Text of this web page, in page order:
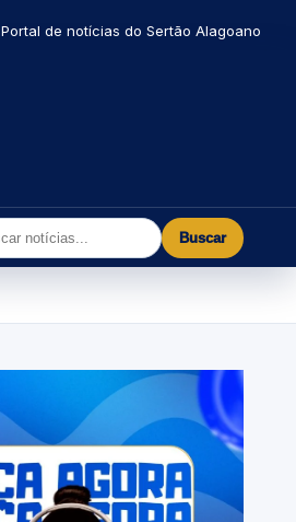
Portal de notícias do Sertão Alagoano
Buscar